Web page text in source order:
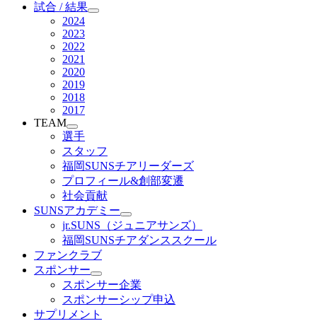
試合 / 結果
2024
2023
2022
2021
2020
2019
2018
2017
TEAM
選手
スタッフ
福岡SUNSチアリーダーズ
プロフィール&創部変遷
社会貢献
SUNSアカデミー
jr.SUNS（ジュニアサンズ）
福岡SUNSチアダンススクール
ファンクラブ
スポンサー
スポンサー企業
スポンサーシップ申込
サプリメント